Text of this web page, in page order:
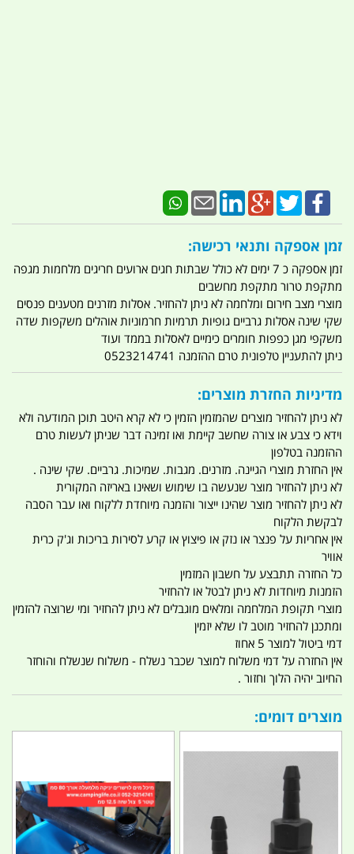
זמן אספקה ותנאי רכישה:
זמן אספקה כ 7 ימים לא כולל שבתות חגים ארועים חריגים מלחמות מגפה
מתקפת טרור מתקפת מחשבים
מוצרי מצב חירום ומלחמה לא ניתן להחזיר. אסלות מזרנים מטענים פנסים
שקי שינה אסלות גרביים גופיות תרמיות חרמוניות אוהלים משקפות שדה
משקפי מגן כפפות חומרים כימיים לאסלות בממד ועוד
ניתן להתעניין טלפונית טרם ההזמנה 0523214741
מדיניות החזרת מוצרים:
לא ניתן להחזיר מוצרים שהמזמין הזמין כי לא קרא היטב תוכן המודעה ולא
וידא כי צבע או צורה שחשב קיימת ואו זמינה דבר שניתן לעשות טרם
ההזמנה בטלפון
אין החזרת מוצרי הגיינה. מזרנים. מגבות. שמיכות. גרביים. שקי שינה .
לא ניתן להחזיר מוצר שנעשה בו שימוש ושאינו באריזה המקורית
לא ניתן להחזיר מוצר שהינו ייצור והזמנה מיוחדת ללקוח ואו עבר הסבה
לבקשת הלקוח
אין אחריות על פנצר או נזק או פיצוץ או קרע לסירות בריכות וג'ק כרית
אוויר
כל החזרה תתבצע על חשבון המזמין
הזמנות מיוחדות לא ניתן לבטל או להחזיר
מוצרי תקופת המלחמה ומלאים מוגבלים לא ניתן להחזיר ומי שרוצה להזמין
ומתכנן להחזיר מוטב לו שלא יזמין
דמי ביטול למוצר 5 אחוז
אין החזרה על דמי משלוח למוצר שכבר נשלח - משלוח שנשלח והוחזר
החיוב יהיה הלוך וחזור .
מוצרים דומים: